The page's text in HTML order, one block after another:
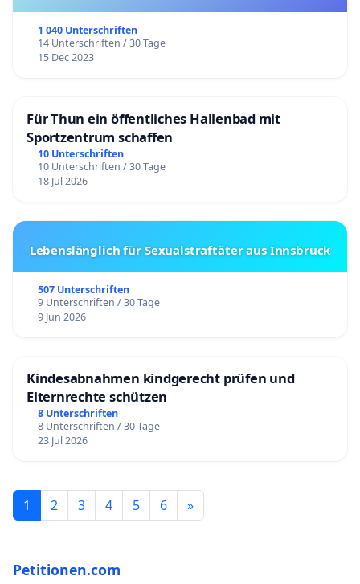
1 040 Unterschriften
14 Unterschriften / 30 Tage
15 Dec 2023
Für Thun ein öffentliches Hallenbad mit
Sportzentrum schaffen
10 Unterschriften
10 Unterschriften / 30 Tage
18 Jul 2026
Lebenslänglich für Sexualstraftäter aus Innsbruck
507 Unterschriften
9 Unterschriften / 30 Tage
9 Jun 2026
Kindesabnahmen kindgerecht prüfen und
Elternrechte schützen
8 Unterschriften
8 Unterschriften / 30 Tage
23 Jul 2026
1 2 3 4 5 6 »
Petitionen.com